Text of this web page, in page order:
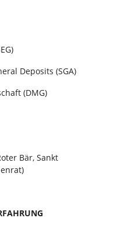
Deposits (SGA)
(DMG)
Bär, Sankt